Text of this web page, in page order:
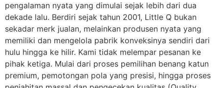
pengalaman nyata yang dimulai sejak lebih dari dua
dekade lalu. Berdiri sejak tahun 2001, Little Q bukan
sekadar merk jualan, melainkan produsen nyata yang
memiliki dan mengelola pabrik konveksinya sendiri dari
hulu hingga ke hilir. Kami tidak melempar pesanan ke
pihak ketiga. Mulai dari proses pemilihan benang katun
premium, pemotongan pola yang presisi, hingga proses